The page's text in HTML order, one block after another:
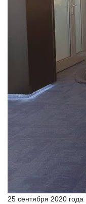
25 сентября 2020